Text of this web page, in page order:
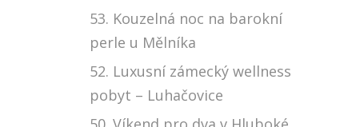
53. Kouzelná noc na barokní
perle u Mělníka
52. Luxusní zámecký wellness
pobyt – Luhačovice